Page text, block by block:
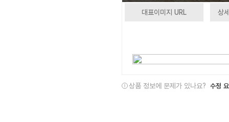
대표이미지 URL 상
상품 정보에 문제가 있나요? 수정